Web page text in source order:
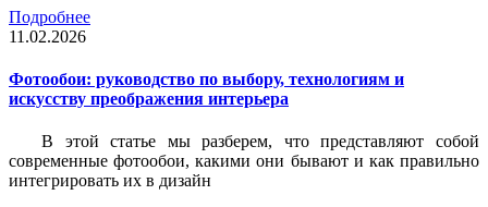
Подробнее
11.02.2026
Фотообои: руководство по выбору, технологиям и
искусству преображения интерьера
В этой статье мы разберем, что представляют собой
современные фотообои, какими они бывают и как правильно
интегрировать их в дизайн